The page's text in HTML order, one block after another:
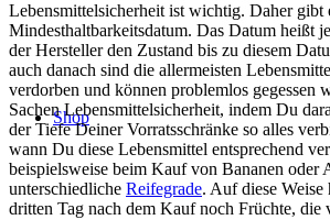
Shop
Lebensmittelsicherheit ist wichtig. Daher gibt
Mindesthaltbarkeitsdatum. Das Datum heißt
der Hersteller den Zustand bis zu diesem
auch danach sind die allermeisten
verdorben und können problemlos gegessen
Sachen Lebensmittelsicherheit, indem Du
der Tiefe Deiner Vorratsschränke so alles
wann Du diese Lebensmittel entsprechend
beispielsweise beim Kauf von Bananen oder
unterschiedliche Reifegrade. Auf diese Weise
dritten Tag nach dem Kauf noch Früchte, die